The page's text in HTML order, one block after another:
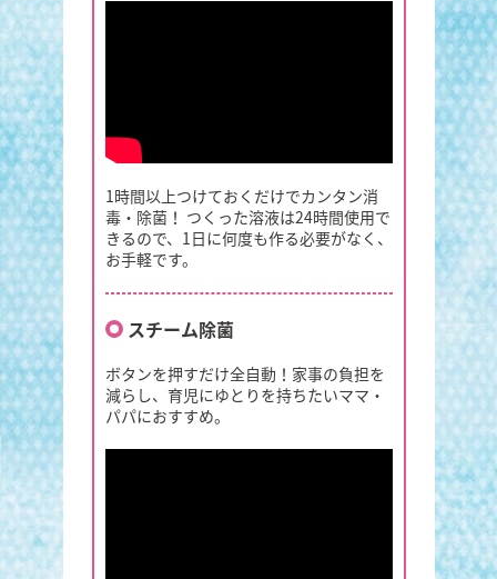
1時間以上つけておくだけでカンタン消
毒・除菌！ つくった溶液は24時間使用で
きるので、1日に何度も作る必要がなく、
お手軽です。
スチーム除菌
ボタンを押すだけ全自動！家事の負担を
減らし、育児にゆとりを持ちたいママ・
パパにおすすめ。